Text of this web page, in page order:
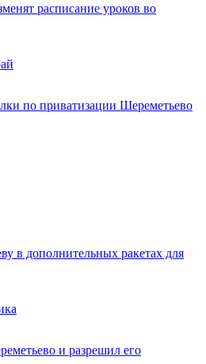
расписание уроков во
по приватизации Шереметьево
в дополнительных ракетах для
и разрешил его